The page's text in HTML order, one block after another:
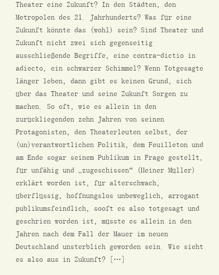
Theater eine Zukunft? In den Städten, den
Metropolen des 21. Jahrhunderts? Was für eine
Zukunft könnte das (wohl) sein? Sind Theater und
Zukunft nicht zwei sich gegenseitig
ausschließende Begriffe, eine contra-dictio in
adiecto, ein schwarzer Schimmel? Wenn Totgesagte
länger leben, dann gibt es keinen Grund, sich
über das Theater und seine Zukunft Sorgen zu
machen. So oft, wie es allein in den
zurückliegenden zehn Jahren von seinen
Protagonisten, den Theaterleuten selbst, der
(un)verantwortlichen Politik, dem Feuilleton und
am Ende sogar seinem Publikum in Frage gestellt,
für unfähig und „zugeschissen“ (Heiner Müller)
erklärt worden ist, für alterschwach,
überflüssig, hoffnungslos unbeweglich, arrogant
publikumsfeindlich, sooft es also totgesagt und
geschrien worden ist, müsste es allein in den
Jahren nach dem Fall der Mauer im neuen
Deutschland unsterblich geworden sein. Wie sieht
es also aus in Zukunft? […]